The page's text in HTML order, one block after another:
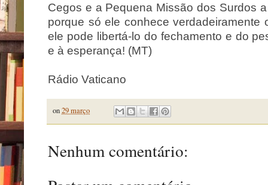
Cegos e a Pequena Missão dos Surdos
porque só ele conhece verdadeiramente
ele pode libertá-lo do fechamento e do
e à esperança! (MT)
Rádio Vaticano
on29 março
Nenhum comentário: